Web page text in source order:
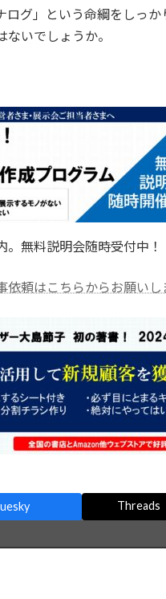
ログ」という命綱をしっ
いでしょうか。
無料説明会随時受付中！
依頼はこちらからお願いし
Threads